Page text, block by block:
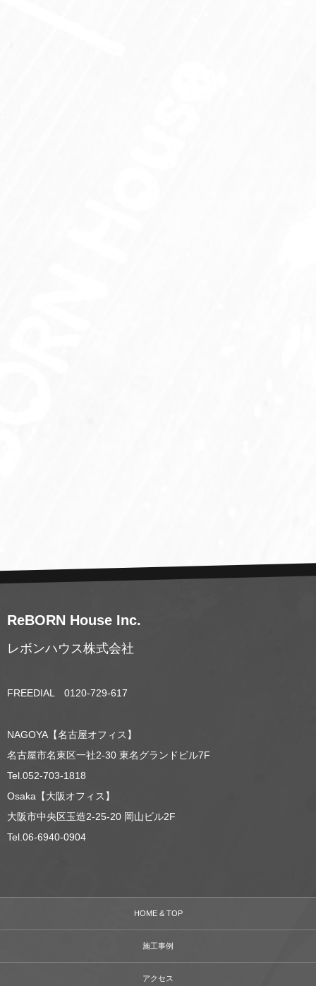
ReBORN House Inc.
レボンハウス株式会社
FREEDIAL 0120-729-617
NAGOYA【名古屋オフィス】
名古屋市名東区一社2-30 東名グランドビル7F
Tel.052-703-1818
Osaka【大阪オフィス】
大阪市中央区玉造2-25-20 岡山ビル2F
Tel.06-6940-0904
HOME & TOP
施工事例
アクセス